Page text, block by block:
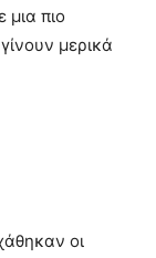
μια πιο
μερικά
οι